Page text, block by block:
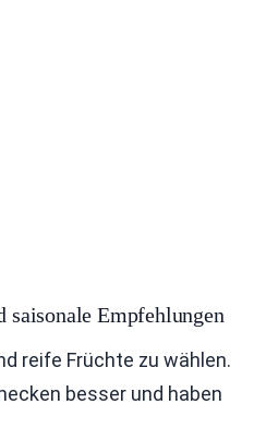
saisonale Empfehlungen
reife Früchte zu wählen.
besser und haben